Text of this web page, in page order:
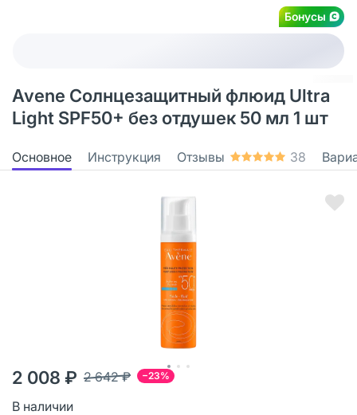
Бонусы
Avene Cолнцезащитный флюид Ultra
Light SPF50+ без отдушек 50 мл 1 шт
Основное Инструкция Отзывы 38
−23%
2 642 ₽
2 008 ₽
В наличии